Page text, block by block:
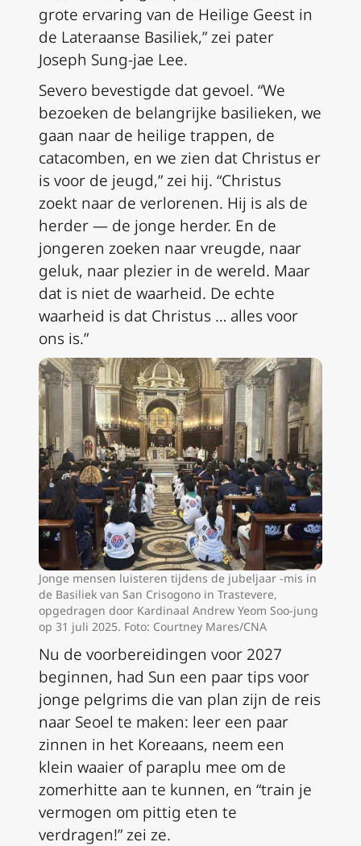
grote ervaring van de Heilige Geest in
de Lateraanse Basiliek,” zei pater
Joseph Sung-jae Lee.
Severo bevestigde dat gevoel. “We
bezoeken de belangrijke basilieken, we
gaan naar de heilige trappen, de
catacomben, en we zien dat Christus er
is voor de jeugd,” zei hij. “Christus
zoekt naar de verlorenen. Hij is als de
herder — de jonge herder. En de
jongeren zoeken naar vreugde, naar
geluk, naar plezier in de wereld. Maar
dat is niet de waarheid. De echte
waarheid is dat Christus … alles voor
ons is.”
Jonge mensen luisteren tijdens de jubeljaar -mis in
de Basiliek van San Crisogono in Trastevere,
opgedragen door Kardinaal Andrew Yeom Soo-jung
op 31 juli 2025. Foto: Courtney Mares/CNA
Nu de voorbereidingen voor 2027
beginnen, had Sun een paar tips voor
jonge pelgrims die van plan zijn de reis
naar Seoel te maken: leer een paar
zinnen in het Koreaans, neem een
klein waaier of paraplu mee om de
zomerhitte aan te kunnen, en “train je
vermogen om pittig eten te
verdragen!” zei ze.